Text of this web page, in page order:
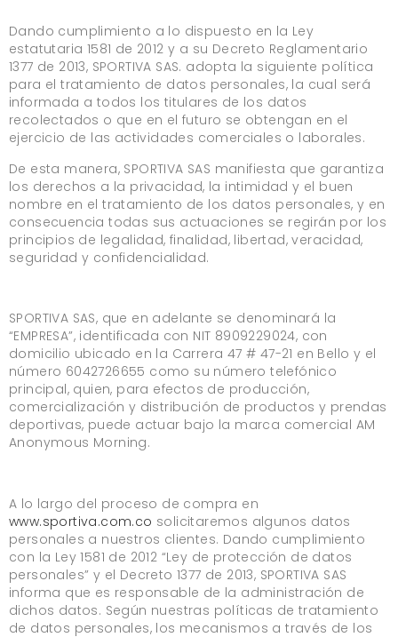
Dando cumplimiento a lo dispuesto en la Ley
estatutaria 1581 de 2012 y a su Decreto Reglamentario
1377 de 2013, SPORTIVA SAS. adopta la siguiente política
para el tratamiento de datos personales, la cual será
informada a todos los titulares de los datos
recolectados o que en el futuro se obtengan en el
ejercicio de las actividades comerciales o laborales.
De esta manera, SPORTIVA SAS manifiesta que garantiza
los derechos a la privacidad, la intimidad y el buen
nombre en el tratamiento de los datos personales, y en
consecuencia todas sus actuaciones se regirán por los
principios de legalidad, finalidad, libertad, veracidad,
seguridad y confidencialidad.
SPORTIVA SAS, que en adelante se denominará la
“EMPRESA”, identificada con NIT 8909229024, con
domicilio ubicado en la Carrera 47 # 47-21 en Bello y el
número 6042726655 como su número telefónico
principal, quien, para efectos de producción,
comercialización y distribución de productos y prendas
deportivas, puede actuar bajo la marca comercial AM
Anonymous Morning.
A lo largo del proceso de compra en
www.sportiva.com.co solicitaremos algunos datos
personales a nuestros clientes. Dando cumplimiento
con la Ley 1581 de 2012 “Ley de protección de datos
personales” y el Decreto 1377 de 2013, SPORTIVA SAS
informa que es responsable de la administración de
dichos datos. Según nuestras políticas de tratamiento
de datos personales, los mecanismos a través de los